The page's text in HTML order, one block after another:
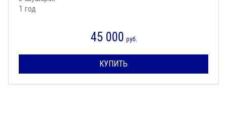
1 год
45 000 руб.
КУПИТЬ